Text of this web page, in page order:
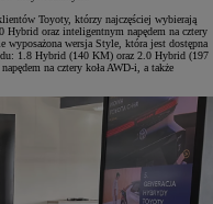
Toyoty, którzy najczęściej wybierają
Hybrid oraz inteligentnym napędem na cztery
wyposażona wersja Style, która jest dostępna
1.8 Hybrid (140 KM) oraz 2.0 Hybrid (197
na cztery koła AWD-i, a także